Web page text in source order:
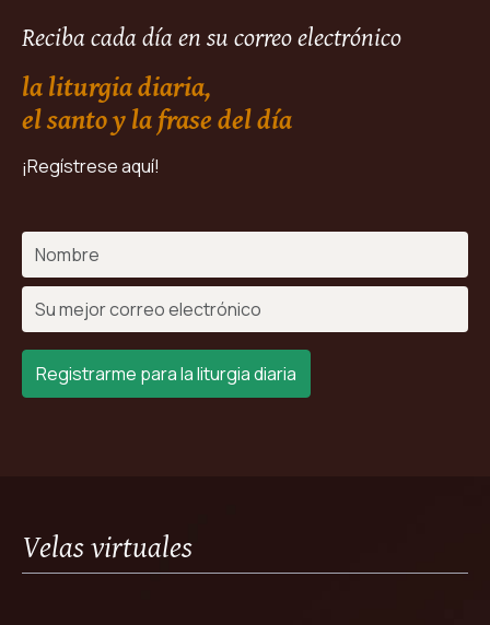
Reciba cada día en su correo electrónico
la liturgia diaria,
el santo y la frase del día
¡Regístrese aquí!
Registrarme para la liturgia diaria
Velas virtuales